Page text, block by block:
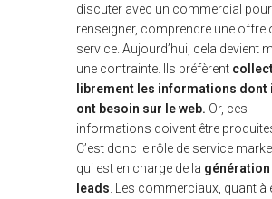
discuter avec un commercial
renseigner, comprendre une offre
service. Aujourd’hui, cela devient
une contrainte. Ils préfèrent
librement les informations dont
ont besoin sur le web. Or, ces
informations doivent être
C’est donc le rôle de service
qui est en charge de la génération
leads . Les commerciaux, quant à